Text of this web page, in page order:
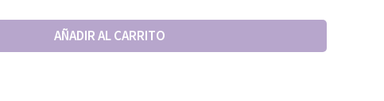
AÑADIR AL CARRITO